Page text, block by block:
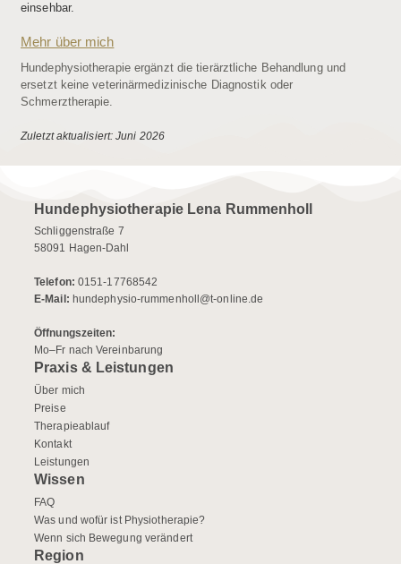
einsehbar.
Mehr über mich
Hundephysiotherapie ergänzt die tierärztliche Behandlung und
ersetzt keine veterinärmedizinische Diagnostik oder
Schmerztherapie.
Zuletzt aktualisiert: Juni 2026
Hundephysiotherapie Lena Rummenholl
Schliggenstraße 7
58091 Hagen-Dahl
Telefon: 0151-17768542
E-Mail: hundephysio-rummenholl@t-online.de
Öffnungszeiten:
Mo–Fr nach Vereinbarung
Praxis & Leistungen
Über mich
Preise
Therapieablauf
Kontakt
Leistungen
Wissen
FAQ
Was und wofür ist Physiotherapie?
Wenn sich Bewegung verändert
Region